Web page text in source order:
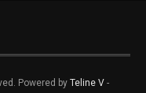
Powered by Teline V -